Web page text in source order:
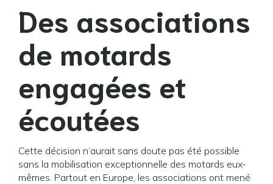
Des associations
de motards
engagées et
écoutées
Cette décision n’aurait sans doute pas été possible
sans la mobilisation exceptionnelle des motards eux-
mêmes. Partout en Europe, les associations ont mené